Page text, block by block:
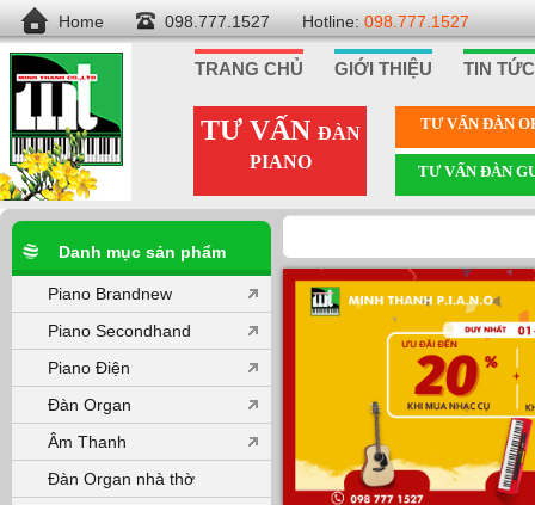
Home 098.777.1527 Hotline: 098.777.1527
TRANG CHỦ GIỚI THIỆU TIN TỨC
TƯ VẤN ĐÀN
PIANO
TƯ VẤN ÐÀN
TƯ VẤN ÐÀN
Danh mục sản phẩm
Piano Brandnew
Piano Secondhand
Piano Điện
Đàn Organ
Âm Thanh
Đàn Organ nhà thờ